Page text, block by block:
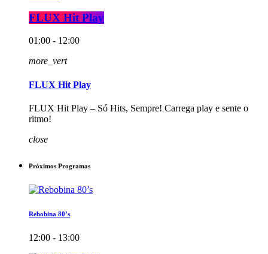
FLUX Hit Play
01:00 - 12:00
more_vert
FLUX Hit Play
FLUX Hit Play – Só Hits, Sempre! Carrega play e sente o
ritmo!
close
Próximos Programas
Rebobina 80’s
12:00 - 13:00